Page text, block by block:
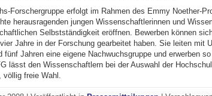
Forschergruppe erfolgt im Rahmen des Emmy Noether-
herausragenden jungen Wissenschaftlerinnen und
Selbstständigkeit eröffnen. Bewerben können
Jahre in der Forschung gearbeitet haben. Sie leiten mit
fünf Jahren eine eigene Nachwuchsgruppe und erwerben
lässt den Wissenschaftlern bei der Auswahl der
völlig freie Wahl.